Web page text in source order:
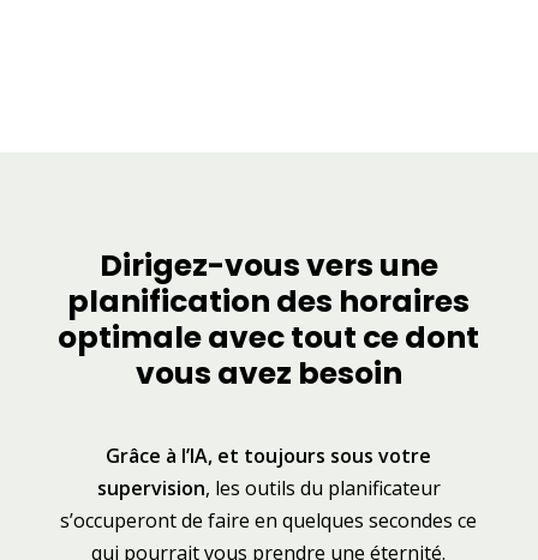
Dirigez-vous vers une
planification des horaires
optimale avec tout ce dont
vous avez besoin
Grâce à l’IA, et toujours sous votre
supervision, les outils du planificateur
s’occuperont de faire en quelques secondes ce
qui pourrait vous prendre une éternité.